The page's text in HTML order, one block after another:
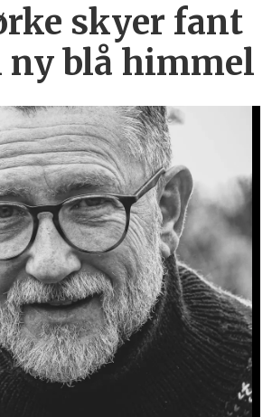
skyer fant
ny blå himmel